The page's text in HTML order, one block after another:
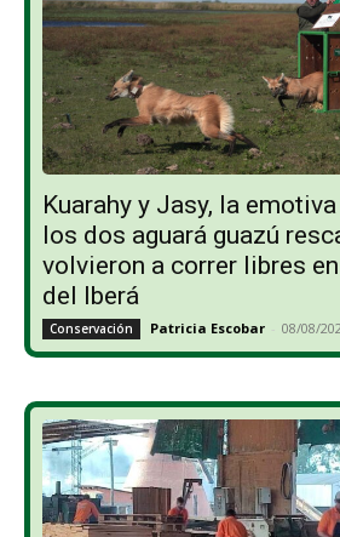
Kuarahy y Jasy, la
los dos aguará guazú
volvieron a correr libres
del Iberá
Conservación Patricia Escobar - 08/08/